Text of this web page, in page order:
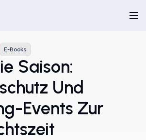
E-Books
Saison:
Und
Events Zur